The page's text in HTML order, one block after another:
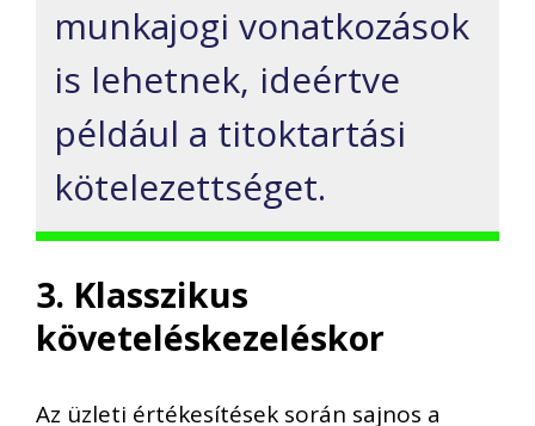
munkajogi vonatkozások
is lehetnek, ideértve
például a titoktartási
kötelezettséget.
3. Klasszikus
követeléskezeléskor
Az üzleti értékesítések során sajnos a